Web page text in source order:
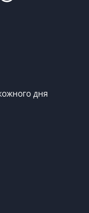
вхідних
вхідних
дня